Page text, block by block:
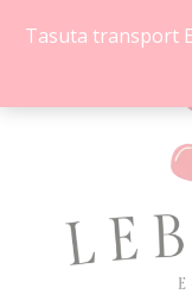
Tasuta transport